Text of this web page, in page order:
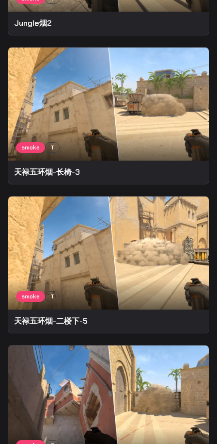
Jungle烟2
天禄五环烟-长椅-3
天禄五环烟-二楼下-5